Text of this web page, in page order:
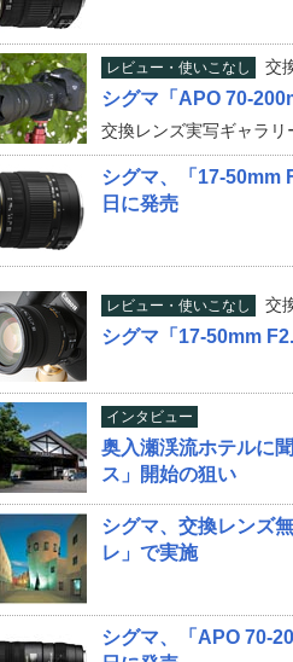
レビュー・使いこなし 交
シグマ「APO 70-
交換レンズ実写ギャラリ
シグマ、「17-50mm
日に発売
レビュー・使いこなし 交
シグマ「17-50mm
インタビュー
奥入瀬渓流ホテルに
ス」開始の狙い
シグマ、交換レンズ
レ」で実施
シグマ、「APO 70-